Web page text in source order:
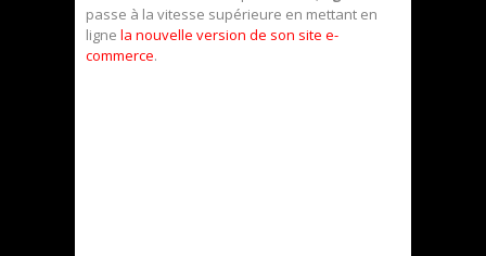
passe à la vitesse supérieure en mettant en
ligne la nouvelle version de son site e-
commerce.